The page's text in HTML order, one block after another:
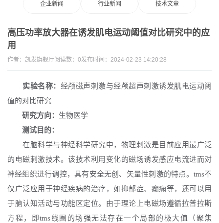
企业新闻 行业新闻 技术文章
高压功率放大器在诱发肌电运动阈值对比研究中的应
用
作者： 凯发旗舰厅阅读数： 0发布时间：2024-02-23 14:20:28
实验名称： 经颅磁声刺激与经颅超声刺激诱发肌电运动阈
值的对比研究
研究方向： 生物医学
测试目的：
在脑科学与神经科学研究中，物理刺激是目前应用最广泛
的电磁刺激技术。该技术利用变化的磁场诱发感应电流进而对
神经组织进行调控，具有安全无创、矢量性刺激的特点。 tms不
仅广泛应用于神经疾病的治疗，如抑郁症、癫痫等，还可以用
于脑认知活动与功能区定位。由于理论上电磁场遵循拉普拉斯
方程，即tms线圈的场强无法存在一个局部的极大值（聚焦